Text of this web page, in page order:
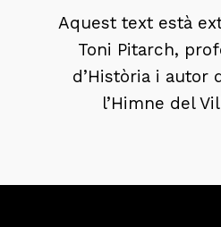
Aquest text està
Toni Pitarch,
d’Història i autor
l’Himne del